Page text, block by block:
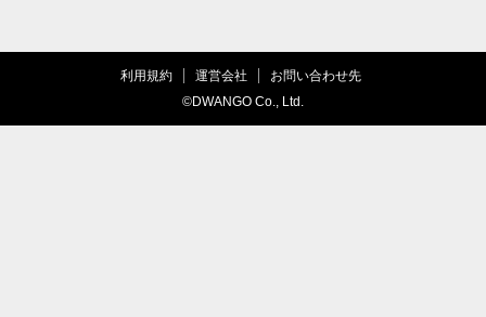
利用規約 運営会社
お問い合わせ先
©DWANGO Co., Ltd.